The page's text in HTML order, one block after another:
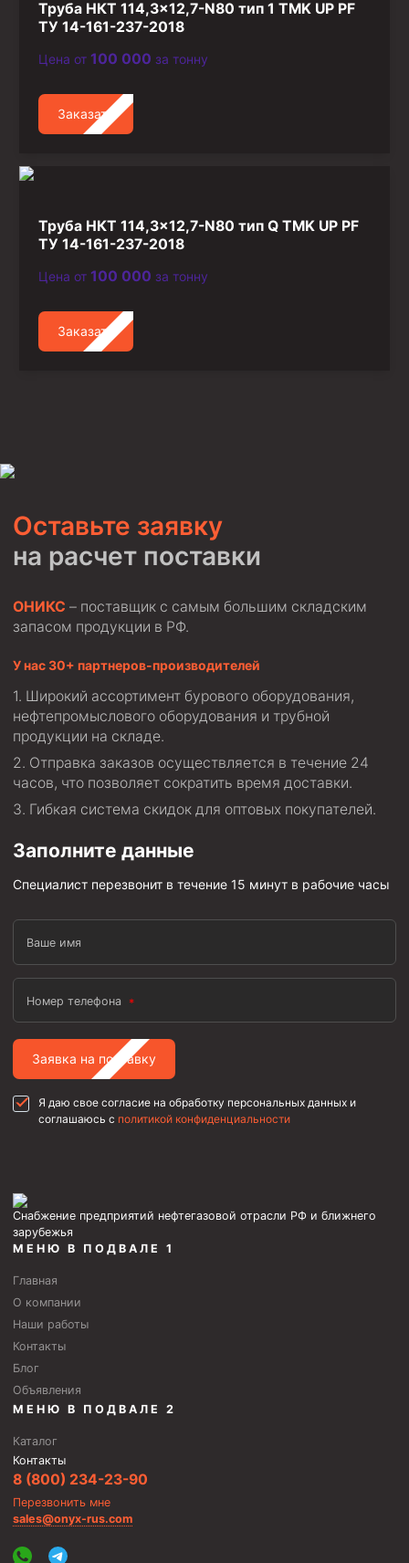
Труба НКТ 114,3×12,7-N80 тип 1 TMK UP PF
ТУ 14-161-237-2018
Цена от 100 000 за тонну
Заказать
Труба НКТ 114,3×12,7-N80 тип Q TMK UP PF
ТУ 14-161-237-2018
Цена от 100 000 за тонну
Заказать
Оставьте заявку
на расчет поставки
ОНИКС – поставщик с самым большим складским
запасом продукции в РФ.
У нас 30+ партнеров-производителей
Широкий ассортимент бурового оборудования,
нефтепромыслового оборудования и трубной
продукции на складе.
Отправка заказов осуществляется в течение 24
часов, что позволяет сократить время доставки.
Гибкая система скидок для оптовых покупателей.
Заполните данные
Специалист перезвонит в течение 15 минут в рабочие часы
Ваше имя
Номер телефона
Заявка на поставку
Я даю свое согласие на обработку персональных данных и
соглашаюсь с политикой конфиденциальности
Снабжение предприятий нефтегазовой отрасли РФ и ближнего
зарубежья
МЕНЮ В ПОДВАЛЕ 1
Главная
О компании
Наши работы
Контакты
Блог
Объявления
МЕНЮ В ПОДВАЛЕ 2
Каталог
Контакты
8 (800) 234-23-90
Перезвонить мне
sales@onyx-rus.com